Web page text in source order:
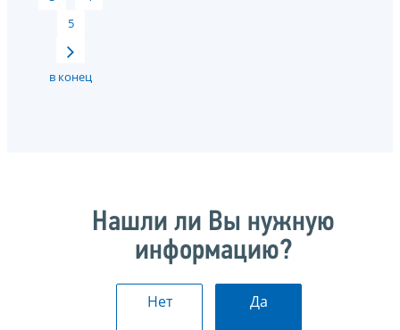
5
в конец
Нашли ли Вы нужную
информацию?
Нет Да